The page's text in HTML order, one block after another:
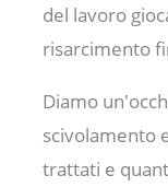
del lavoro
risarcimento
Diamo
scivolamento
trattati e